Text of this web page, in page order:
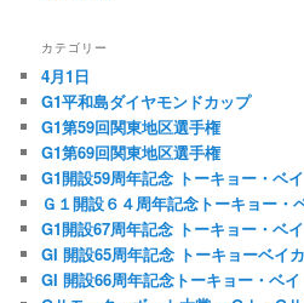
カテゴリー
4月1日
G1平和島ダイヤモンドカップ
G1第59回関東地区選手権
G1第69回関東地区選手権
G1開設59周年記念 トーキョー・ベ
Ｇ１開設６４周年記念トーキョー・
G1開設67周年記念 トーキョー・ベ
GI 開設65周年記念 トーキョーベイ
GI 開設66周年記念トーキョー・ベ